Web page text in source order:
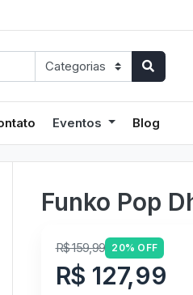
Eventos Blog
Funko Pop
R$ 159,99 20% OFF
R$ 127,99